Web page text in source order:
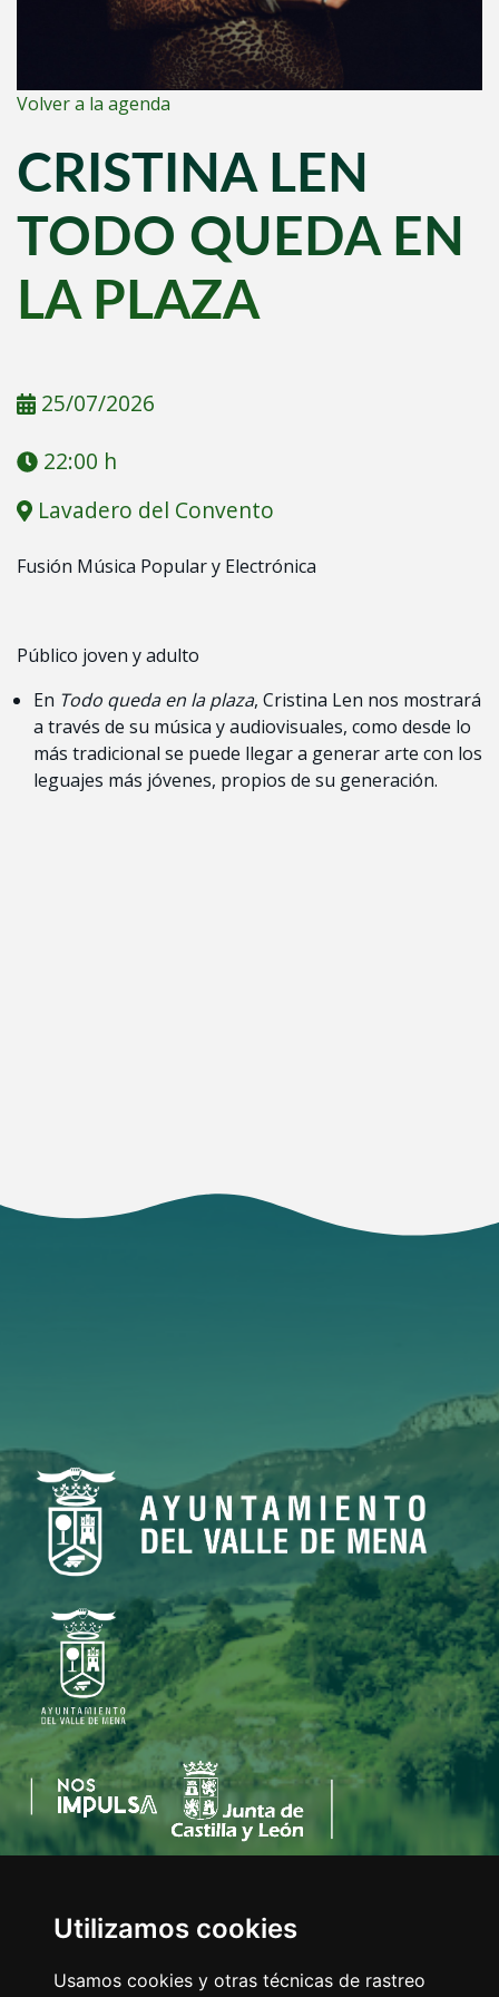
Utilizamos cookies
Usamos cookies y otras técnicas de rastreo
Volver a la agenda
CRISTINA LEN
TODO QUEDA EN
LA PLAZA
25/07/2026
22:00 h
Lavadero del Convento
Fusión Música Popular y Electrónica
Público joven y adulto
En Todo queda en la plaza, Cristina Len nos mostrará
a través de su música y audiovisuales, como desde lo
más tradicional se puede llegar a generar arte con los
leguajes más jóvenes, propios de su generación.
C/Eladio Bustamante, 1